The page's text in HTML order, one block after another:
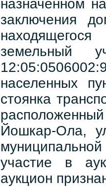
назначенном
заключения
земельный
населенных
стоянка
Йошкар-Ола,
участие в
аукцион